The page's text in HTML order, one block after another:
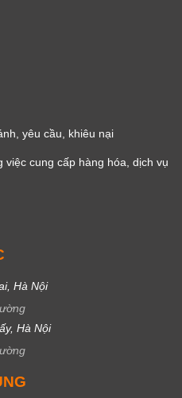
yêu cầu, khiêu nại
việc cung cấp hàng hóa, dịch vụ
Hà Nội
Hà Nội